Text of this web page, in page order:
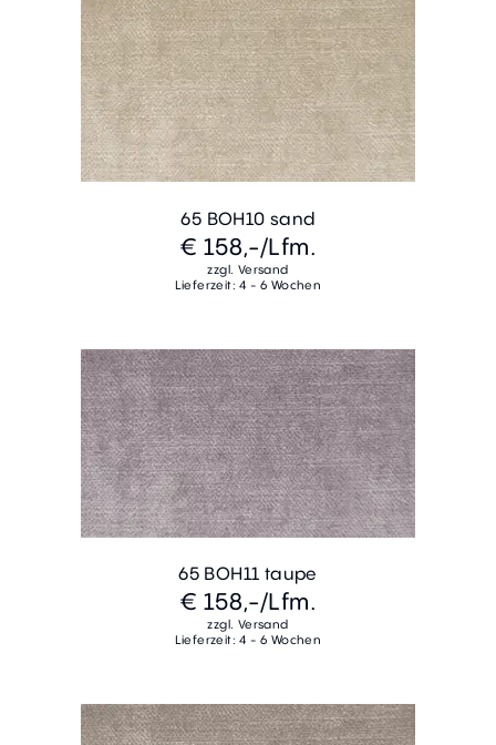
65 BOH10 sand
€ 158,-/Lfm.
zzgl. Versand
Lieferzeit: 4 - 6 Wochen
65 BOH11 taupe
€ 158,-/Lfm.
zzgl. Versand
Lieferzeit: 4 - 6 Wochen